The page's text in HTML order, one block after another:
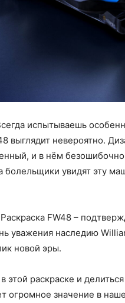
испытываешь
выглядит невероятно.
и в нём
болельщики увидят эту
FW48 –
уважения наследию
новой эры.
этой раскраске и
огромное значение в